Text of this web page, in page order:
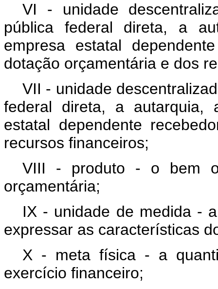
VI - unidade
pública federal direta, a
empresa estatal
dotação orçamentária e dos
VII - unidade
federal direta, a autarquia,
estatal dependente
recursos financeiros;
VIII - produto - o bem
orçamentária;
IX - unidade de medida -
expressar as características
X - meta física - a
exercício financeiro;